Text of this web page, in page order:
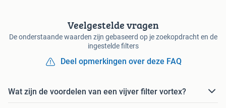
Veelgestelde vragen
De onderstaande waarden zijn gebaseerd op je zoekopdracht en de
ingestelde filters
Deel opmerkingen over deze FAQ
Wat zijn de voordelen van een vijver filter vortex?